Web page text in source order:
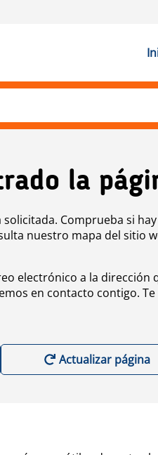
la
Comprueba si hay
nuestro mapa del sitio
electrónico a la dirección
en contacto contigo. Te
Actualizar página